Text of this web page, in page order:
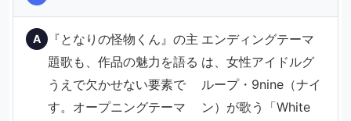
A
『となりの怪物くん』の主
題歌も、作品の魅力を語る
うえで欠かせない要素で
す。オープニングテーマ
エンディングテーマ
は、女性アイドルグ
ループ・9nine（ナイ
ン）が歌う「White